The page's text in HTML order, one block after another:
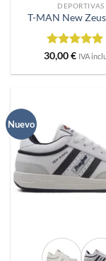
DEPORTIVAS
T-MAN New
Valorado
30,00€ IVA
Nuevo